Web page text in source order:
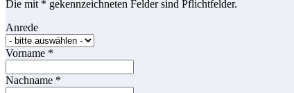
Die mit * gekennzeichneten Felder sind Pflichtfelder.
Anrede
Vorname *
Nachname *